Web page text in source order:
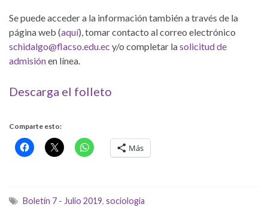
Se puede acceder a la información también a través de la
página web (aquí), tomar contacto al correo electrónico
schidalgo@flacso.edu.ec y/o completar lasolicitud de
admisiónen línea.
Descarga el folleto
Comparte esto:
Más
Boletín 7 - Julio 2019, sociologia